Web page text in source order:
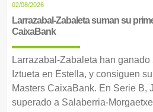
02/08/2026
Larrazabal-Zabaleta suman su
CaixaBank
Larrazabal-Zabaleta han
Iztueta en Estella, y consiguen
Masters CaixaBank. En Serie B,
superado a Salaberria-